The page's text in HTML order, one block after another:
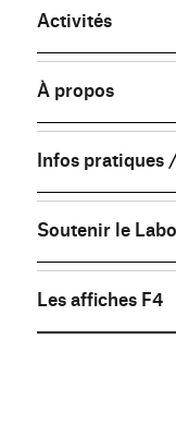
Activités
À propos
Infos pratiques
Soutenir le Labo
Les affiches F4